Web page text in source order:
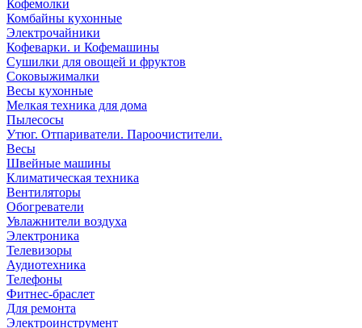
Кофемолки
Комбайны кухонные
Электрочайники
Кофеварки. и Кофемашины
Сушилки для овощей и фруктов
Соковыжималки
Весы кухонные
Мелкая техника для дома
Пылесосы
Утюг. Отпариватели. Пароочистители.
Весы
Швейные машины
Климатическая техника
Вентиляторы
Обогреватели
Увлажнители воздуха
Электроника
Телевизоры
Аудиотехника
Телефоны
Фитнес-браслет
Для ремонта
Электроинструмент